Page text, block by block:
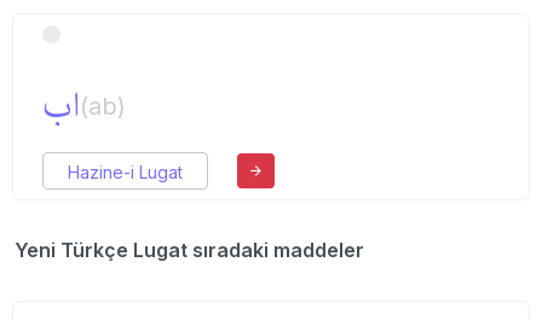
اب(ab)
Hazine-i Lugat
Yeni Türkçe Lugat sıradaki maddeler